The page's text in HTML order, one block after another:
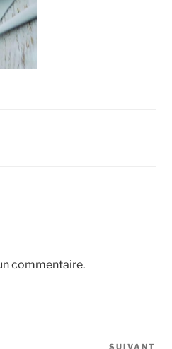
commentaire.
SUIVANT